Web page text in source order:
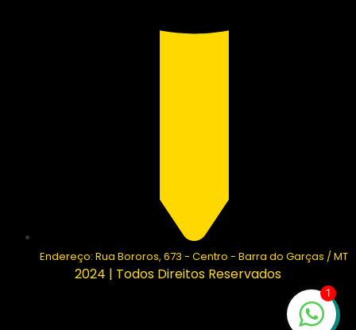
Endereço: Rua Bororos, 673 - Centro - Barra do Garças / MT
2024 | Todos Direitos Reservados
1